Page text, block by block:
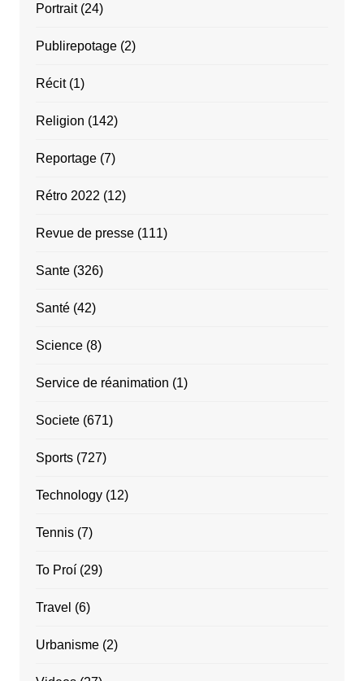
Portrait(24)
Publirepotage(2)
Récit(1)
Religion (142)
Reportage(7)
Rétro 2022 (12)
Revue de presse(111)
Sante(326)
Santé(42)
Science(8)
Service de réanimation (1)
Societe(671)
Sports(727)
Technology(12)
Tennis(7)
To Proí(29)
Travel (6)
Urbanisme(2)